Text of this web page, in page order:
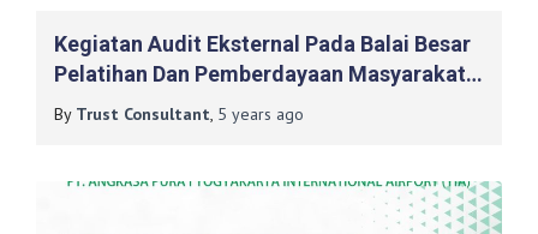
Kegiatan Audit Eksternal Pada Balai Besar
Pelatihan Dan Pemberdayaan Masyarakat
Desa, Daerah Tertinggal Dan Transmigrasi
By Trust Consultant, 5 years ago